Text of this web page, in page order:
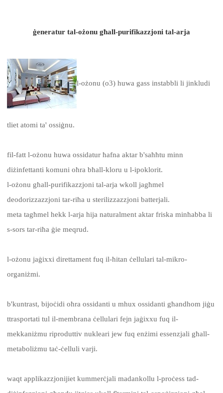
ġeneratur tal-ożonu għall-purifikazzjoni tal-arja
l-ożonu (o3) huwa gass instabbli li jinkludi
tliet atomi ta' ossiġnu.
fil-fatt l-ożonu huwa ossidatur ħafna aktar b'saħħtu minn
diżinfettanti komuni oħra bħall-kloru u l-ipoklorit.
l-ożonu għall-purifikazzjoni tal-arja wkoll jagħmel
deodorizzazzjoni tar-riħa u sterilizzazzjoni batterjali.
meta tagħmel hekk l-arja hija naturalment aktar friska minħabba li
s-sors tar-riħa ġie meqrud.
l-ożonu jaġixxi direttament fuq il-ħitan ċellulari tal-mikro-
organiżmi.
b'kuntrast, bijoċidi oħra ossidanti u mhux ossidanti għandhom jiġu
ttrasportati tul il-membrana ċellulari fejn jaġixxu fuq il-
mekkaniżmu riproduttiv nukleari jew fuq enżimi essenzjali għall-
metaboliżmu taċ-ċelluli varji.
waqt applikazzjonijiet kummerċjali madankollu l-proċess tad-